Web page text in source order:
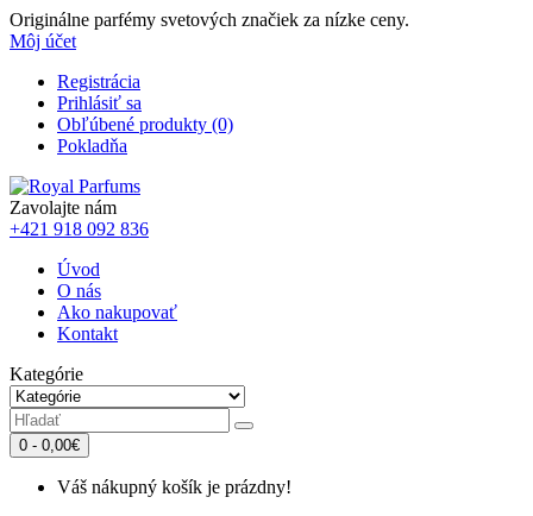
Originálne parfémy svetových značiek za nízke ceny.
Môj účet
Registrácia
Prihlásiť sa
Obľúbené produkty (0)
Pokladňa
Zavolajte nám
+421 918 092 836
Úvod
O nás
Ako nakupovať
Kontakt
Kategórie
0 - 0,00€
Váš nákupný košík je prázdny!